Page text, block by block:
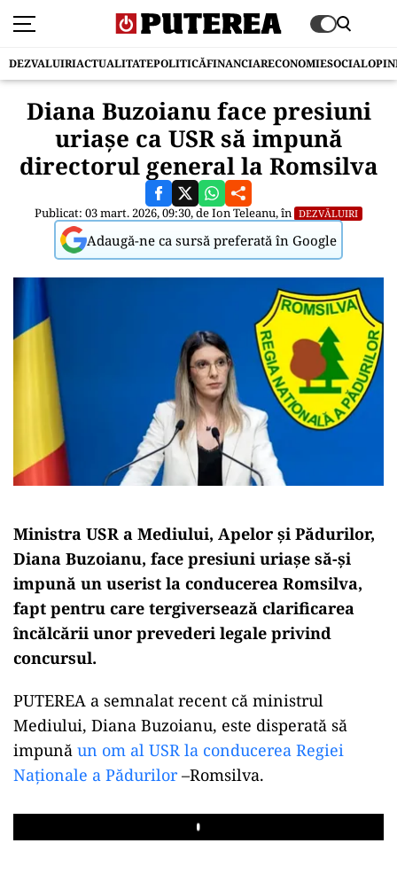
DEZVALUIRIACTUALITATEPOLITICĂFINANCIARECONOMIESOCIAL
Diana Buzoianu face presiuni
uriașe ca USR să impună
directorul general la Romsilva
Publicat: 03 mart. 2026, 09:30, deIon Teleanu, în DEZVĂLUIRI
Adaugă-ne ca sursă preferată în Google
Ministra USR a Mediului, Apelor și Pădurilor,
Diana Buzoianu, face presiuni uriașe să-și
impună un userist la conducerea Romsilva,
fapt pentru care tergiversează clarificarea
încălcării unor prevederi legale privind
concursul.
PUTEREA a semnalat recent că ministrul
Mediului, Diana Buzoianu, este disperată să
impună un om al USR la conducerea Regiei
Naționale a Pădurilor–Romsilva.
Play